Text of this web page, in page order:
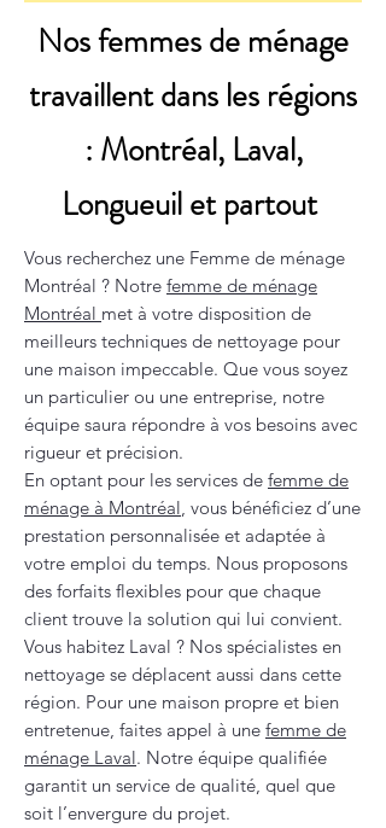
Nos femmes de ménage
travaillent dans les régions
: Montréal, Laval,
Longueuil et partout
Vous recherchez une Femme de ménage
Montréal ? Notre femme de ménage
Montréal met à votre disposition de
meilleurs techniques de nettoyage pour
une maison impeccable. Que vous soyez
un particulier ou une entreprise, notre
équipe saura répondre à vos besoins avec
rigueur et précision.
En optant pour les services de femme de
ménage à Montréal, vous bénéficiez d’une
prestation personnalisée et adaptée à
votre emploi du temps. Nous proposons
des forfaits flexibles pour que chaque
client trouve la solution qui lui convient.
Vous habitez Laval ? Nos spécialistes en
nettoyage se déplacent aussi dans cette
région. Pour une maison propre et bien
entretenue, faites appel à une femme de
ménage Laval. Notre équipe qualifiée
garantit un service de qualité, quel que
soit l’envergure du projet.